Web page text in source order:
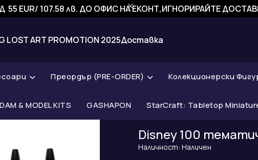
EUR/ 107.58 лв. ДО ОФИС НА ЕКОНТ,ИГНОРИРАЙТЕ
LOST ART PROMOTION 2025Доставка
Преордър (PRE-ORDER) Колекционерски
& MODEL KITS GASHAPON StarCraft: Tabletop
Disney 100
Наличност: Наличен